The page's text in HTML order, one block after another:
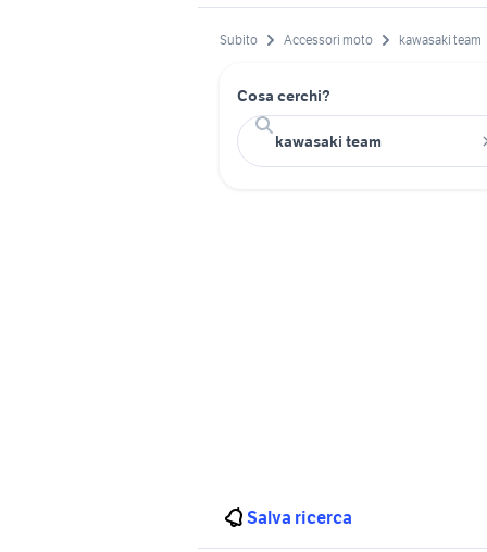
Subito Accessori moto kawasaki team
Cosa cerchi?
Salva ricerca